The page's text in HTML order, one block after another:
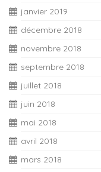
janvier 2019
décembre 2018
novembre 2018
septembre 2018
juillet 2018
juin 2018
mai 2018
avril 2018
mars 2018